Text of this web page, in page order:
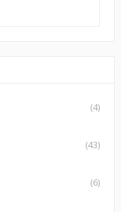
(4)
(43)
(6)